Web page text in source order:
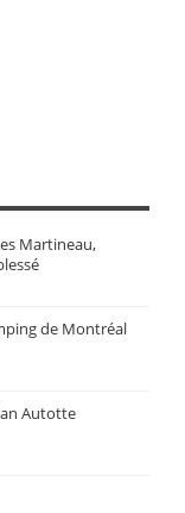
Martineau,
de Montréal
Autotte